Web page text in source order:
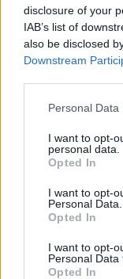
disclosure of your
IAB’s list of
also be disclosed
Downstream
Personal
I want to opt-
personal data.
Opted In
I want to opt-
Personal Data.
Opted In
I want to opt-
Personal Data
Opted In
ΔΕΙΤΕ
ΣΤΗΝ